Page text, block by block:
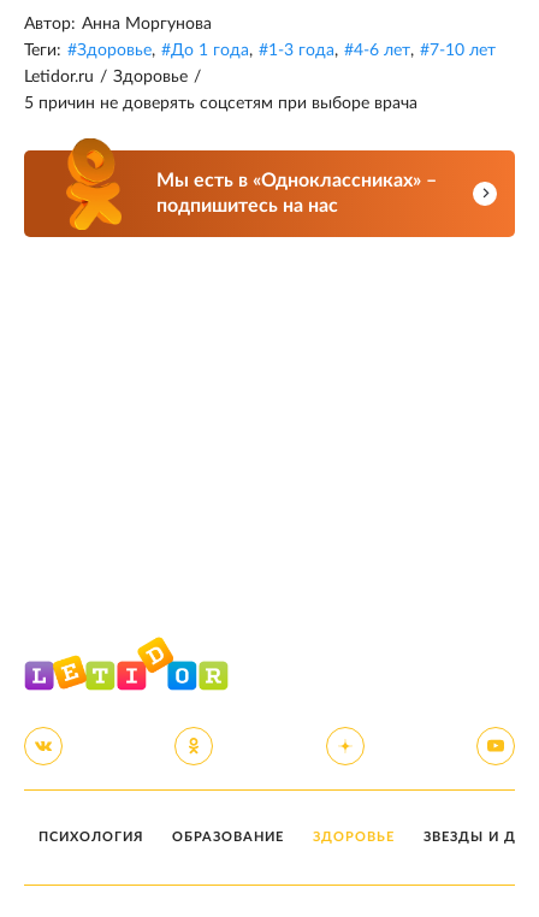
Автор: Анна Моргунова
Теги: #Здоровье, #До 1 года, #1-3 года, #4-6 лет, #7-10 лет
Letidor.ru / Здоровье /
5 причин не доверять соцсетям при выборе врача
Мы есть в «Одноклассниках» –
подпишитесь на нас
ПСИХОЛОГИЯ ОБРАЗОВАНИЕ ЗДОРОВЬЕ ЗВЕЗДЫ И